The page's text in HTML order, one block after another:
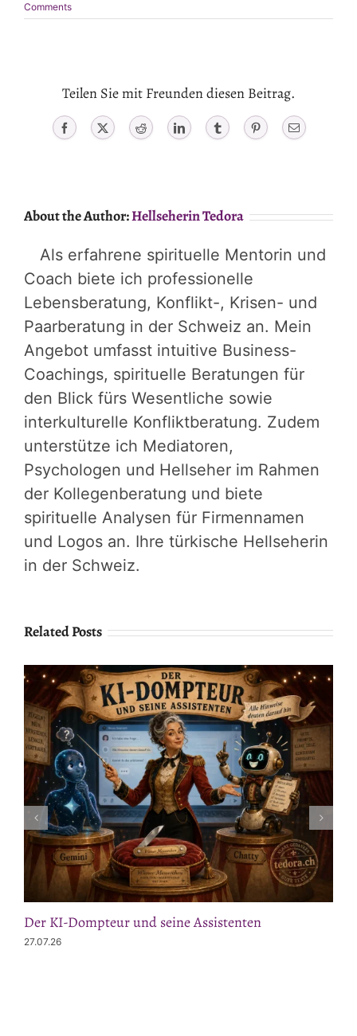
Comments
Teilen Sie mit Freunden diesen Beitrag.
Facebook X Reddit LinkedIn Tumblr PinterestEmail
About the Author:Hellseherin Tedora
Als erfahrene spirituelle Mentorin und
Coach biete ich professionelle
Lebensberatung, Konflikt-, Krisen- und
Paarberatung in der Schweiz an. Mein
Angebot umfasst intuitive Business-
Coachings, spirituelle Beratungen für
den Blick fürs Wesentliche sowie
interkulturelle Konfliktberatung. Zudem
unterstütze ich Mediatoren,
Psychologen und Hellseher im Rahmen
der Kollegenberatung und biete
spirituelle Analysen für Firmennamen
und Logos an. Ihre türkische Hellseherin
in der Schweiz.
Related Posts
Der KI-Dompteur und seine Assistenten
27.07.26